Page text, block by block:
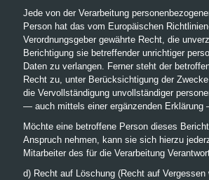
Jede von der Verarbeitung
Person hat das vom Europäischen
Verordnungsgeber gewährte Recht, die
Berichtigung sie betreffender unrichtiger
Daten zu verlangen. Ferner steht der
Recht zu, unter Berücksichtigung der
die Vervollständigung unvollständiger
— auch mittels einer ergänzenden Erklärung
Möchte eine betroffene Person dieses
Anspruch nehmen, kann sie sich hierzu
Mitarbeiter des für die Verarbeitung
d) Recht auf Löschung (Recht auf Vergessen